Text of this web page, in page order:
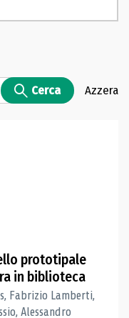
Cerca Azzera
prototipale
in biblioteca
Fabrizio Lamberti,
Alessandro